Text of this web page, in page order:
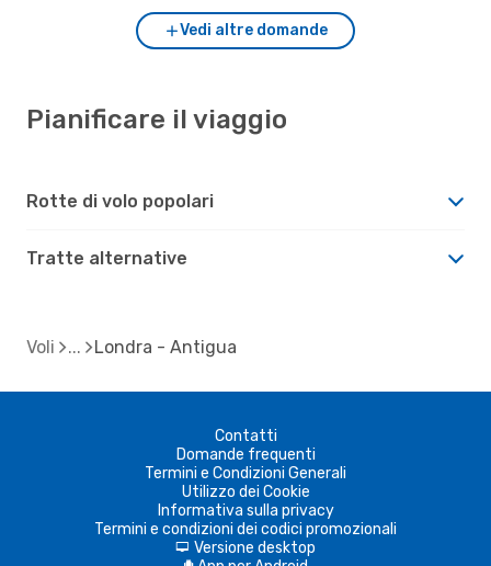
Vedi altre domande
Pianificare il viaggio
Rotte di volo popolari
Tratte alternative
Voli Londra - Antigua
Contatti
Domande frequenti
Termini e Condizioni Generali
Utilizzo dei Cookie
Informativa sulla privacy
Termini e condizioni dei codici promozionali
d Versione desktop